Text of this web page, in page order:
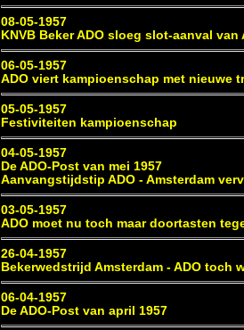
08-05-1957
KNVB Beker ADO sloeg slot-aanval van
06-05-1957
ADO viert kampioenschap met nieuwe
05-05-1957
Festiviteiten kampioenschap
04-05-1957
De ADO-Post van mei 1957
Aanvangstijdstip ADO - Amsterdam
03-05-1957
ADO moet nu toch maar doortasten
26-04-1957
Bekerwedstrijd Amsterdam - ADO toch
06-04-1957
De ADO-Post van april 1957